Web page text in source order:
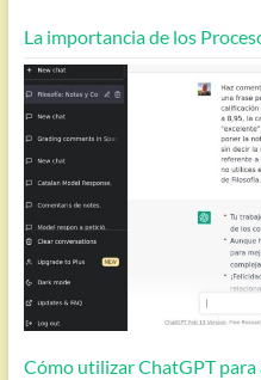
La importancia de los
Cómo utilizar ChatGPT